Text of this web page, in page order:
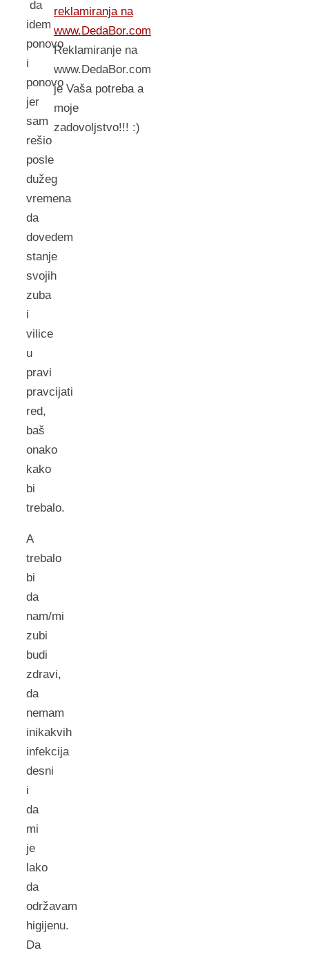
da
idem
ponovo
i
ponovo
jer
sam
rešio
posle
dužeg
vremena
da
dovedem
stanje
svojih
zuba
i
vilice
u
pravi
pravcijati
red,
baš
onako
kako
bi
trebalo.
A
trebalo
bi
da
nam/mi
zubi
budi
zdravi,
da
nemam
inikakvih
infekcija
desni
i
da
mi
je
lako
da
održavam
higijenu.
Da
reklamiranja na
www.DedaBor.com
Reklamiranje na
www.DedaBor.com
je Vaša potreba a
moje
zadovoljstvo!!! :)